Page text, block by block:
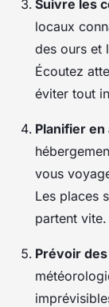
Suivre les
locaux
des ours et
Écoutez
éviter tout
Planifier en
vous
Les places
partent vite.
Prévoir